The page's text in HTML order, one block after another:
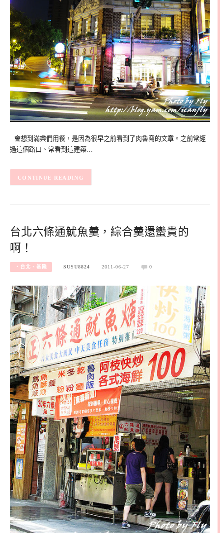
會想到滿樂們用餐，是因為很早之前看到了肉魯寫的文章。之前常經
過這個路口、常看到這建築…
CONTINUE READING
台北六條通魷魚羹，綜合羹還蠻貴的
啊！
‧台北、基隆 SUSU8824 2011-06-27 0